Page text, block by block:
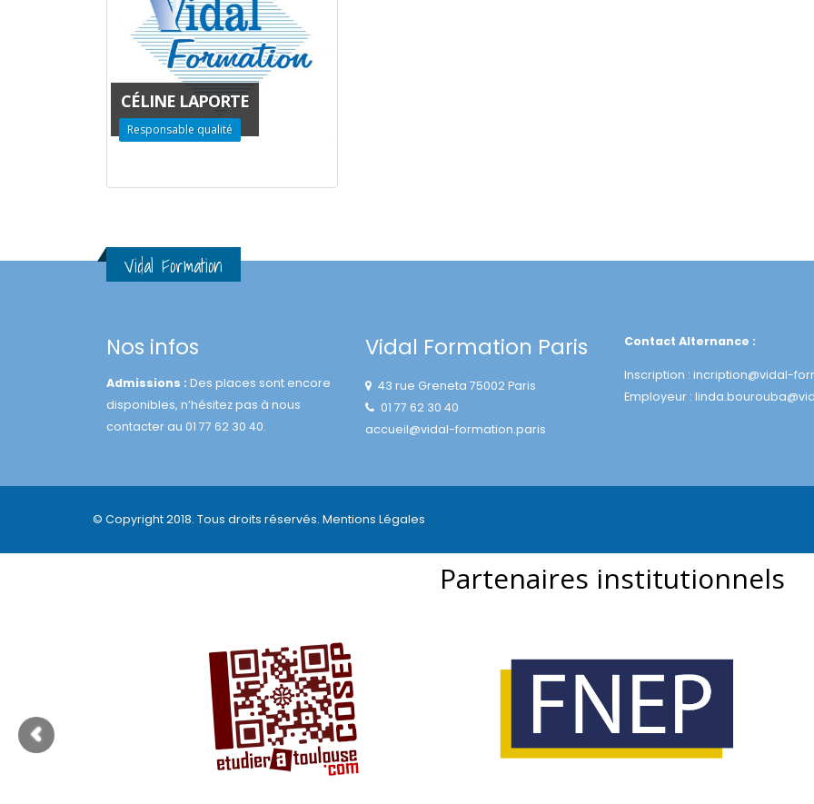
CÉLINE LAPORTE
Responsable qualité
Vidal Formation
Nos infos
Admissions : Des places sont encore
disponibles, n’hésitez pas à nous
contacter au 01 77 62 30 40.
Vidal Formation Paris
43 rue Greneta 75002 Paris
01 77 62 30 40
accueil@vidal-formation.paris
Contact Alternance :
Inscription : incription@vidal-
Employeur :
© Copyright 2018. Tous droits réservés. Mentions Légales
Partenaires institutionnels